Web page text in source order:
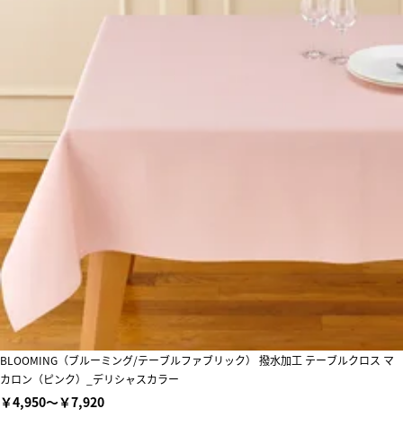
BLOOMING（ブルーミング/テーブルファブリック） 撥水加工 テーブルクロス マ
カロン（ピンク）_デリシャスカラー
￥4,950～￥7,920